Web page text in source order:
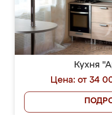
Кухня
Цена: от 34